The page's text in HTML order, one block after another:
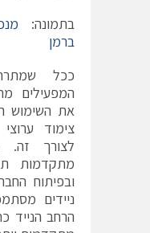
בתמונה:
ברמן
המפעילים
את השימוש
צימוד
לצורך זה.
מתקדמות
ובפיתוח
ניידים
הרחב הנייד